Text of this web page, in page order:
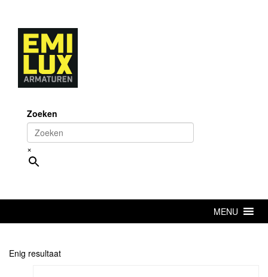
content
Zoeken
×
MENU
Enig resultaat